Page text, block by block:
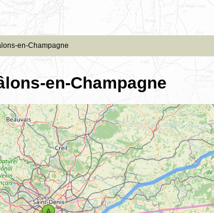
en-Champagne
en-Champagne